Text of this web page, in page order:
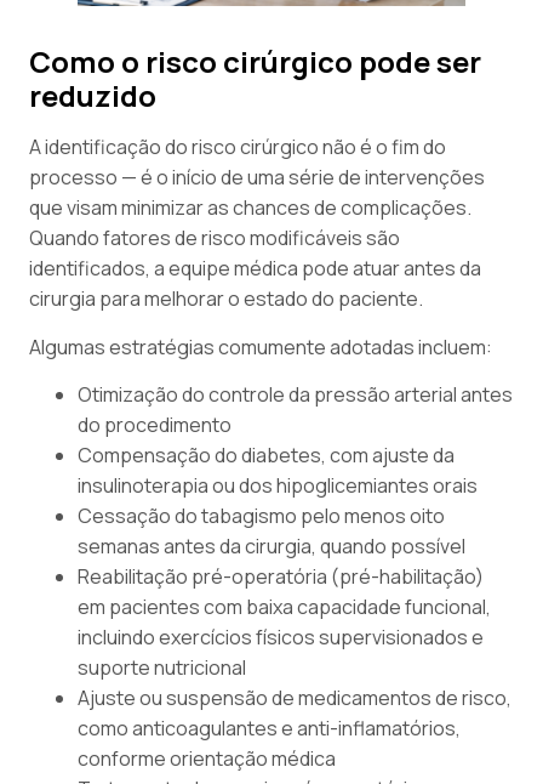
Como o risco cirúrgico pode ser
reduzido
A identificação do risco cirúrgico não é o fim do
processo — é o início de uma série de intervenções
que visam minimizar as chances de complicações.
Quando fatores de risco modificáveis são
identificados, a equipe médica pode atuar antes da
cirurgia para melhorar o estado do paciente.
Algumas estratégias comumente adotadas incluem:
Otimização do controle da pressão arterial antes
do procedimento
Compensação do diabetes, com ajuste da
insulinoterapia ou dos hipoglicemiantes orais
Cessação do tabagismo pelo menos oito
semanas antes da cirurgia, quando possível
Reabilitação pré-operatória (pré-habilitação)
em pacientes com baixa capacidade funcional,
incluindo exercícios físicos supervisionados e
suporte nutricional
Ajuste ou suspensão de medicamentos de risco,
como anticoagulantes e anti-inflamatórios,
conforme orientação médica